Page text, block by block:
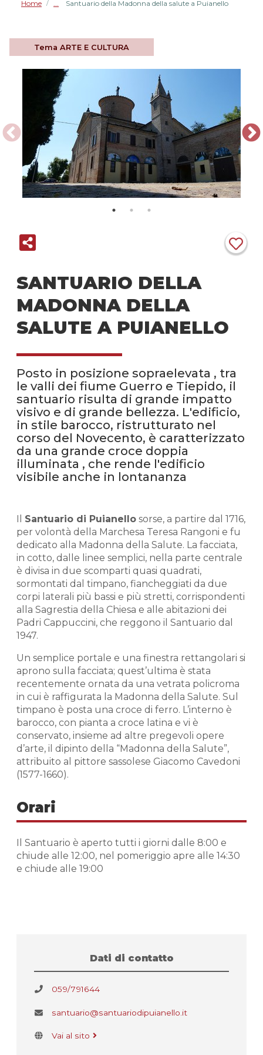
Home / Santuario della Madonna della salute a Puianello
Tema ARTE E CULTURA
SANTUARIO DELLA
MADONNA DELLA
SALUTE A PUIANELLO
Posto in posizione sopraelevata , tra
le valli dei fiume Guerro e Tiepido, il
santuario risulta di grande impatto
visivo e di grande bellezza. L'edificio,
in stile barocco, ristrutturato nel
corso del Novecento, è caratterizzato
da una grande croce doppia
illuminata , che rende l'edificio
visibile anche in lontananza
Il Santuario di Puianello sorse, a partire dal 1716,
per volontà della Marchesa Teresa Rangoni e fu
dedicato alla Madonna della Salute. La facciata,
in cotto, dalle linee semplici, nella parte centrale
è divisa in due scomparti quasi quadrati,
sormontati dal timpano, fiancheggiati da due
corpi laterali più bassi e più stretti, corrispondenti
alla Sagrestia della Chiesa e alle abitazioni dei
Padri Cappuccini, che reggono il Santuario dal
1947.
Un semplice portale e una finestra rettangolari si
aprono sulla facciata; quest’ultima è stata
recentemente ornata da una vetrata policroma
in cui è raffigurata la Madonna della Salute. Sul
timpano è posta una croce di ferro. L’interno è
barocco, con pianta a croce latina e vi è
conservato, insieme ad altre pregevoli opere
d’arte, il dipinto della “Madonna della Salute”,
attribuito al pittore sassolese Giacomo Cavedoni
(1577-1660).
Orari
Il Santuario è aperto tutti i giorni dalle 8:00 e
chiude alle 12:00, nel pomeriggio apre alle 14:30
e chiude alle 19:00
Dati di contatto
059/791644
santuario@santuariodipuianello.it
Vai al sito